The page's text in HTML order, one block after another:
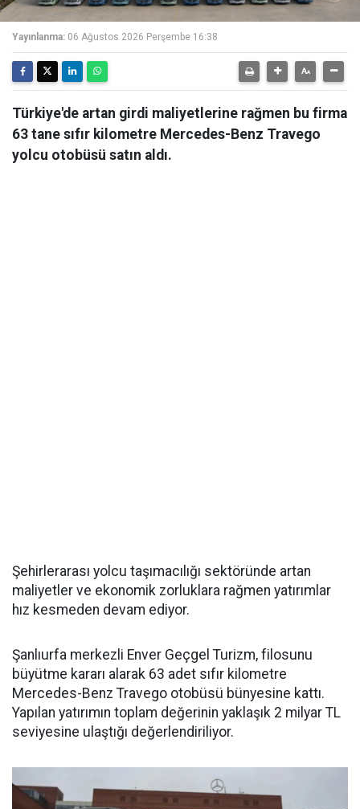
Yayınlanma: 06 Ağustos 2026 Perşembe 16:38
Türkiye'de artan girdi maliyetlerine rağmen bu firma
63 tane sıfır kilometre Mercedes-Benz Travego
yolcu otobüsü satın aldı.
Şehirlerarası yolcu taşımacılığı sektöründe artan
maliyetler ve ekonomik zorluklara rağmen yatırımlar
hız kesmeden devam ediyor.
Şanlıurfa merkezli Enver Geçgel Turizm, filosunu
büyütme kararı alarak 63 adet sıfır kilometre
Mercedes-Benz Travego otobüsü bünyesine kattı.
Yapılan yatırımın toplam değerinin yaklaşık 2 milyar TL
seviyesine ulaştığı değerlendiriliyor.